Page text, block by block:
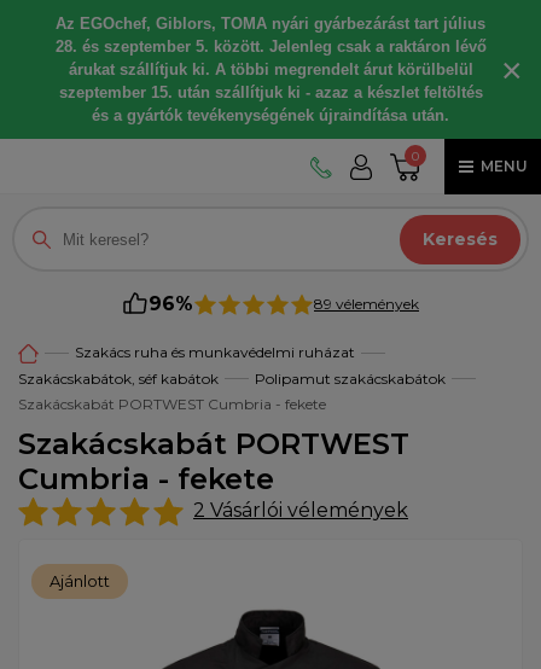
Az EGOchef, Giblors, TOMA nyári gyárbezárást tart július
28. és szeptember 5. között. Jelenleg csak a raktáron lévő
árukat szállítjuk ki. A többi megrendelt árut körülbelül
szeptember 15. után szállítjuk ki - azaz a készlet feltöltés
és a gyártók tevékenységének újraindítása után.
×
0
MENU
Keresés
96% 89 vélemények
Szakács ruha és munkavédelmi ruházat
Szakácskabátok, séf kabátok
Polipamut szakácskabátok
Szakácskabát PORTWEST Cumbria - fekete
Szakácskabát PORTWEST
Cumbria - fekete
2 Vásárlói vélemények
Ajánlott